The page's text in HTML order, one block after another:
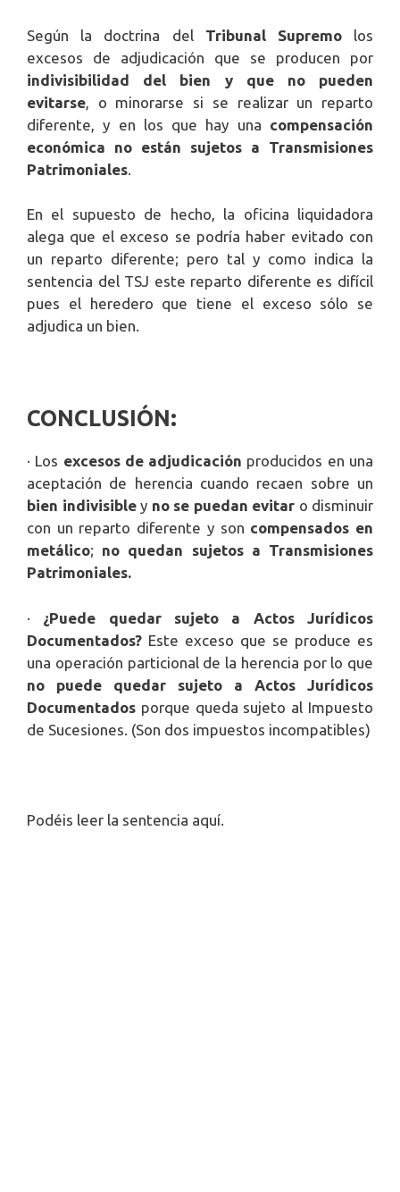
Según la doctrina del Tribunal Supremolos
excesos de adjudicación que se producen por
indivisibilidad del bien y que no pueden
evitarse, o minorarse si se realizar un reparto
diferente, y en los que hay una compensación
económica
no están sujetos a Transmisiones
Patrimoniales.
En el supuesto de hecho, la oficina liquidadora
alega que el exceso se podría haber evitado con
un reparto diferente; pero tal y como indica la
sentencia del TSJ este reparto diferente es difícil
pues el heredero que tiene el exceso sólo se
adjudica un bien.
CONCLUSIÓN:
· Los excesos de adjudicación producidos en una
aceptación de herencia cuando recaen sobre un
bien indivisibley no se puedan evitar o disminuir
con un reparto diferente y son compensados en
metálico; no quedan sujetos a Transmisiones
Patrimoniales.
· ¿Puede quedar sujeto a Actos Jurídicos
Documentados? Este exceso que se produce es
una operación particional de la herencia por lo que
no puede quedar sujeto a Actos Jurídicos
Documentados porque queda sujeto al Impuesto
de Sucesiones. (Son dos impuestos incompatibles)
Podéis leer la sentencia aquí.